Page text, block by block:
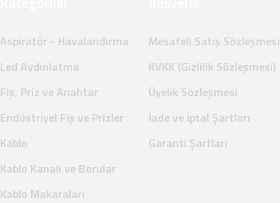
Aspiratör - Havalandırma
Led Aydınlatma
Fiş, Priz ve Anahtar
Endüstriyel Fiş ve Prizler
Kablo
Kablo Kanalı ve Borular
Kablo Makaraları
Mesafeli Satış Sözleşmesi
KVKK (Gizlilik Sözleşmesi)
Üyelik Sözleşmesi
İade ve İptal Şartları
Garanti Şartları